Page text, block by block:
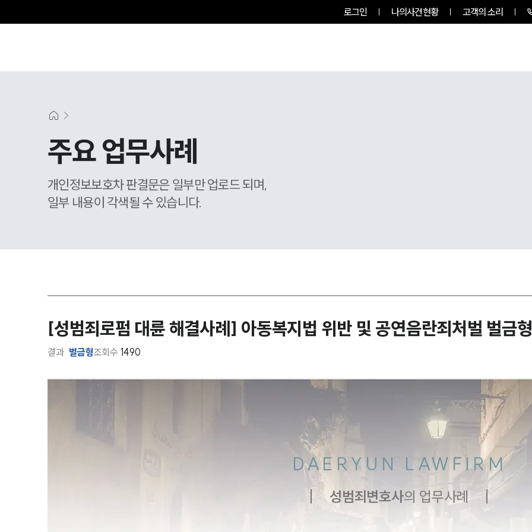
로그인 나의사건현황 고객의 소리
주요 업무사례
개인정보보호차 판결문은 일부만 업로드 되며,
일부 내용이 각색될 수 있습니다.
[성범죄로펌 대륜 해결사례] 아동복지법 위반 및 공연음란죄처벌 벌금
결과 벌금형조회수 1490
DAERYUN LAWFIRM
성범죄변호사의 업무사례